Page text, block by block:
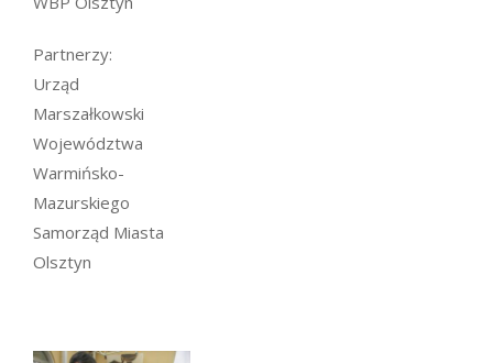
Partnerzy:
Urząd
Marszałkowski
Województwa
Warmińsko-
Mazurskiego
Samorząd Miasta
Olsztyn